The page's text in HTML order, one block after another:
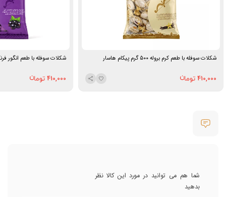
شکلات سوفله‌ با طعم کرم بروله ۵۰۰ گرم پیکام هاسار
410,000
شکلات سوفله‌ با طعم انگور فرنگی سیاه ۵۰۰
410,000
شما هم می توانید در مورد این کالا نظر
بدهید